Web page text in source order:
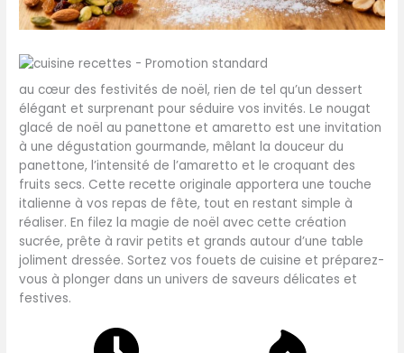
au cœur des festivités de noël, rien de tel qu’un dessert
élégant et surprenant pour séduire vos invités. Le nougat
glacé de noël au panettone et amaretto est une invitation
à une dégustation gourmande, mêlant la douceur du
panettone, l’intensité de l’amaretto et le croquant des
fruits secs. Cette recette originale apportera une touche
italienne à vos repas de fête, tout en restant simple à
réaliser. En filez la magie de noël avec cette création
sucrée, prête à ravir petits et grands autour d’une table
joliment dressée. Sortez vos fouets de cuisine et préparez-
vous à plonger dans un univers de saveurs délicates et
festives.